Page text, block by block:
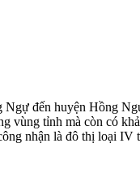
đến huyện Hồng
vùng tỉnh mà còn có
nhận là đô thị loại IV